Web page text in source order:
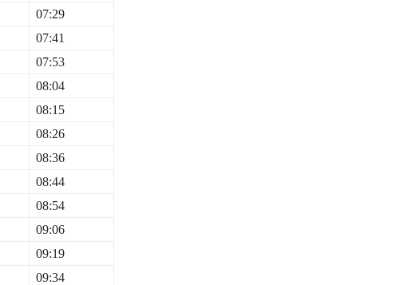
07:29
07:41
07:53
08:04
08:15
08:26
08:36
08:44
08:54
09:06
09:19
09:34